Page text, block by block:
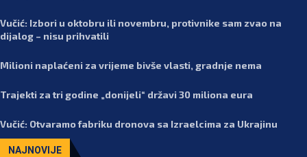
Vučić: Izbori u oktobru ili novembru, protivnike sam zvao na
dijalog – nisu prihvatili
Milioni naplaćeni za vrijeme bivše vlasti, gradnje nema
Trajekti za tri godine „donijeli“ državi 30 miliona eura
Vučić: Otvaramo fabriku dronova sa Izraelcima za Ukrajinu
NAJNOVIJE